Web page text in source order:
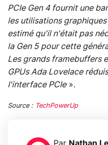
PCIe Gen 4 fournit une
les utilisations
estimé qu'il n'était pas
la Gen 5 pour cette
Les grands framebuffers
GPUs Ada Lovelace
l'interface PCIe».
Source : TechPowerUp